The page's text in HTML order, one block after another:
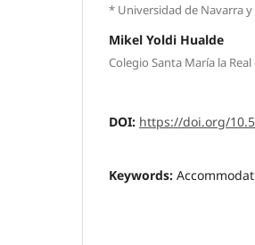
* Universidad de Navarra y
Mikel Yoldi Hualde
Colegio Santa María la
DOI: https://doi.org/
Keywords: